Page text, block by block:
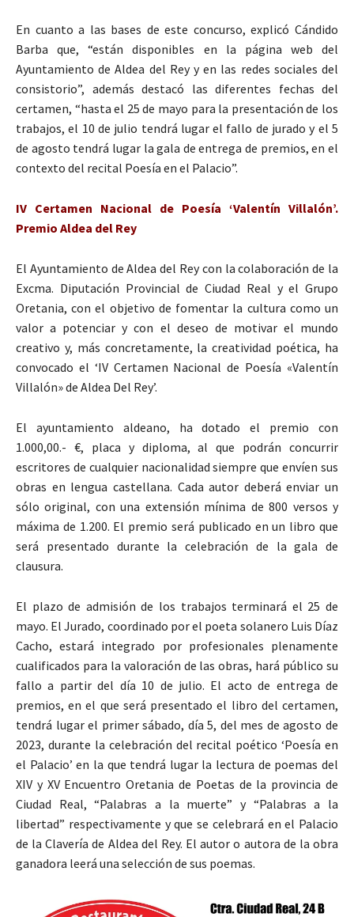
En cuanto a las bases de este concurso, explicó Cándido
Barba que, “están disponibles en la página web del
Ayuntamiento de Aldea del Rey y en las redes sociales del
consistorio”, además destacó las diferentes fechas del
certamen, “hasta el 25 de mayo para la presentación de los
trabajos, el 10 de julio tendrá lugar el fallo de jurado y el 5
de agosto tendrá lugar la gala de entrega de premios, en el
contexto del recital Poesía en el Palacio”.
IV Certamen Nacional de Poesía ‘Valentín Villalón’.
Premio Aldea del Rey
El Ayuntamiento de Aldea del Rey con la colaboración de la
Excma. Diputación Provincial de Ciudad Real y el Grupo
Oretania, con el objetivo de fomentar la cultura como un
valor a potenciar y con el deseo de motivar el mundo
creativo y, más concretamente, la creatividad poética, ha
convocado el ‘IV Certamen Nacional de Poesía «Valentín
Villalón» de Aldea Del Rey’.
El ayuntamiento aldeano, ha dotado el premio con
1.000,00.- €, placa y diploma, al que podrán concurrir
escritores de cualquier nacionalidad siempre que envíen sus
obras en lengua castellana. Cada autor deberá enviar un
sólo original, con una extensión mínima de 800 versos y
máxima de 1.200. El premio será publicado en un libro que
será presentado durante la celebración de la gala de
clausura.
El plazo de admisión de los trabajos terminará el 25 de
mayo. El Jurado, coordinado por el poeta solanero Luis Díaz
Cacho, estará integrado por profesionales plenamente
cualificados para la valoración de las obras, hará público su
fallo a partir del día 10 de julio. El acto de entrega de
premios, en el que será presentado el libro del certamen,
tendrá lugar el primer sábado, día 5, del mes de agosto de
2023, durante la celebración del recital poético ‘Poesía en
el Palacio’ en la que tendrá lugar la lectura de poemas del
XIV y XV Encuentro Oretania de Poetas de la provincia de
Ciudad Real, “Palabras a la muerte” y “Palabras a la
libertad” respectivamente y que se celebrará en el Palacio
de la Clavería de Aldea del Rey. El autor o autora de la obra
ganadora leerá una selección de sus poemas.